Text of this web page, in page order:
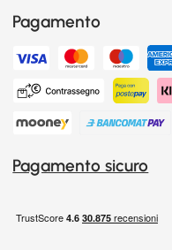
Pagamento
Pagamento sicuro